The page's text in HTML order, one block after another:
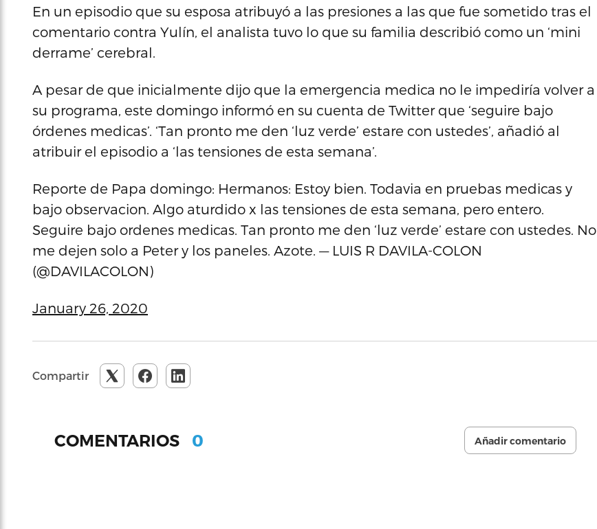
En un episodio que su esposa atribuyó a las presiones a las que fue sometido tras el
comentario contra Yulín, el analista tuvo lo que su familia describió como un ‘mini
derrame’ cerebral.
A pesar de que inicialmente dijo que la emergencia medica no le impediría volver a
su programa, este domingo informó en su cuenta de Twitter que ‘seguire bajo
órdenes medicas’. ‘Tan pronto me den ‘luz verde’ estare con ustedes’, añadió al
atribuir el episodio a ‘las tensiones de esta semana’.
Reporte de Papa domingo: Hermanos: Estoy bien. Todavia en pruebas medicas y
bajo observacion. Algo aturdido x las tensiones de esta semana, pero entero.
Seguire bajo ordenes medicas. Tan pronto me den ‘luz verde’ estare con ustedes. No
me dejen solo a Peter y los paneles. Azote. — LUIS R DAVILA-COLON
(@DAVILACOLON)
January 26, 2020
Compartir
COMENTARIOS 0 Añadir comentario